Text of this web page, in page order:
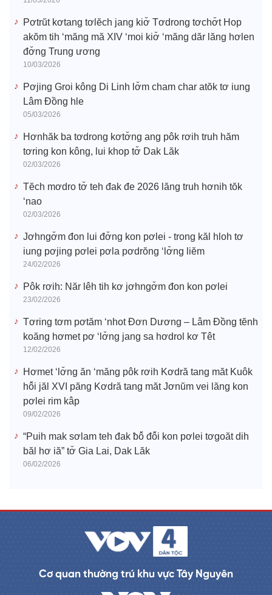
Pơtrŭt kơtang tơlĕch jang kiơ̆ Tơdrong tơchơ̆t Hop
akŏm tih ‘măng mă XIV ‘moi kiơ̆ ‘măng dăr lăng hơlen
đơ̆ng Trung ương
10/03/2026
Pơjing Groi kông Di Linh lơ̆m cham char atŏk tơ iung
Lâm Đồng hle
05/03/2026
Hơnhăk ba tơdrong kơtơ̆ng ang pôk rơih truh hăm
tơring kon kông, lui khop tơ̆ Dak Lăk
02/03/2026
Tĕch mơdro tơ̆ teh đak đe 2026 lăng truh hơnih tŏk
‘nao
02/03/2026
Jơhngơ̆m đon lui đơ̆ng kon pơlei - trong kăl hloh tơ
iung pơjing pơlei pơla pơdrŏng ‘lơ̆ng liĕm
24/02/2026
Pôk rơih: Năr lêh tih kơ jơhngơ̆m đon kon pơlei
23/02/2026
Tơring tơm pơtăm ‘nhot Đơn Dương – Lâm Đồng tĕnh
koăng hơmet pơ ‘lơ̆ng jang sa hơdrol kơ Têt
12/02/2026
Hơmet ‘lơ̆ng ăn ‘măng pôk rơih Kơdră tang măt Kuôk
hô̆i jăl XVI păng Kơdră tang măt Jơnŭm vei lăng kon
pơlei rim kâp
09/02/2026
“Puih mak sơlam teh đak ƀô̆ đô̆i kon pơlei tơgoăt dih
băl hơ iă” tơ̆ Gia Lai, Dak Lăk
06/02/2026
Cơ quan thường trú khu vực Tây Nguyên